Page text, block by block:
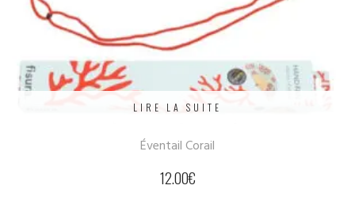
LIRE LA SUITE
Éventail Corail
12.00€